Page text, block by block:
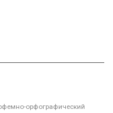
орфографический